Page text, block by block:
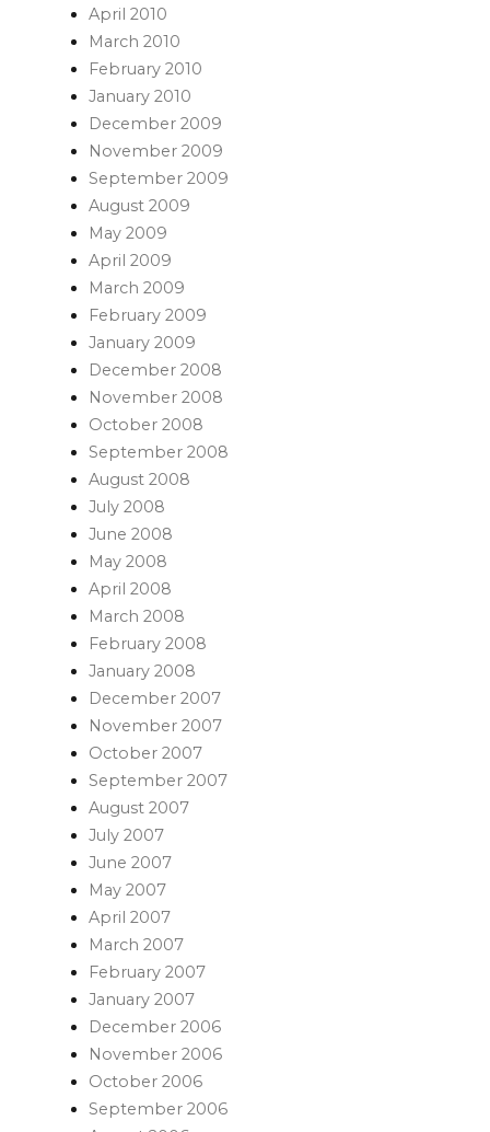
April 2010
March 2010
February 2010
January 2010
December 2009
November 2009
September 2009
August 2009
May 2009
April 2009
March 2009
February 2009
January 2009
December 2008
November 2008
October 2008
September 2008
August 2008
July 2008
June 2008
May 2008
April 2008
March 2008
February 2008
January 2008
December 2007
November 2007
October 2007
September 2007
August 2007
July 2007
June 2007
May 2007
April 2007
March 2007
February 2007
January 2007
December 2006
November 2006
October 2006
September 2006